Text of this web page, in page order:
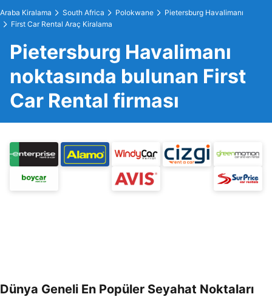
Araba Kiralama South Africa Polokwane
Pietersburg Havalimanı
First Car Rental Araç Kiralama
Pietersburg Havalimanı
noktasında bulunan First
Car Rental firması
Dünya Geneli En Popüler Seyahat Noktaları